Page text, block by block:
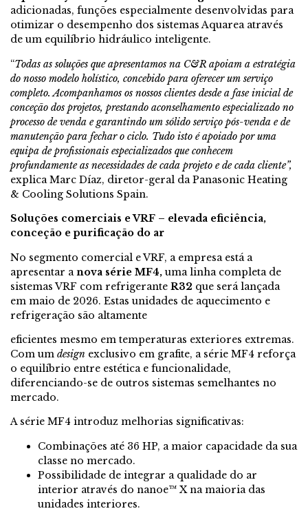
adicionadas, funções especialmente desenvolvidas para
otimizar o desempenho dos sistemas Aquarea através
de um equilíbrio hidráulico inteligente.
“Todas as soluções que apresentamos na C&R apoiam a estratégia
do nosso modelo holístico, concebido para oferecer um serviço
completo. Acompanhamos os nossos clientes desde a fase inicial de
conceção dos projetos, prestando aconselhamento especializado no
processo de venda e garantindo um sólido serviço pós-venda e de
manutenção para fechar o ciclo. Tudo isto é apoiado por uma
equipa de profissionais especializados que conhecem
profundamente as necessidades de cada projeto e de cada cliente”,
explica Marc Díaz, diretor-geral da Panasonic Heating
& Cooling Solutions Spain.
Soluções comerciais e VRF – elevada eficiência,
conceção e purificação do ar
No segmento comercial e VRF, a empresa está a
apresentar a nova série MF4, uma linha completa de
sistemas VRF com refrigerante R32 que será lançada
em maio de 2026. Estas unidades de aquecimento e
refrigeração são altamente
eficientes mesmo em temperaturas exteriores extremas.
Com um design exclusivo em grafite, a série MF4 reforça
o equilíbrio entre estética e funcionalidade,
diferenciando-se de outros sistemas semelhantes no
mercado.
A série MF4 introduz melhorias significativas:
Combinações até 36 HP, a maior capacidade da sua
classe no mercado.
Possibilidade de integrar a qualidade do ar
interior através do nanoe™ X na maioria das
unidades interiores.